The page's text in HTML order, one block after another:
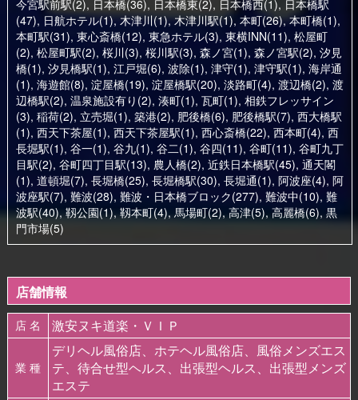
今宮駅前駅(2), 日本橋(36), 日本橋東(2), 日本橋西(1), 日本橋駅
(47), 日航ホテル(1),木津川(1),木津川駅(1), 本町(26),本町橋(1),
本町駅(31), 東心斎橋(12), 東急ホテル(3), 東横INN(11), 松屋町
(2), 松屋町駅(2), 桜川(3), 桜川駅(3), 森ノ宮(1), 森ノ宮駅(2), 汐見
橋(1), 汐見橋駅(1), 江戸堀(6), 波除(1), 津守(1), 津守駅(1), 海岸通
(1), 海遊館(8), 淀屋橋(19), 淀屋橋駅(20), 淡路町(4), 渡辺橋(2), 渡
辺橋駅(2), 温泉施設有り(2), 湊町(1), 瓦町(1), 相鉄フレッサイン
(3), 稲荷(2), 立売堀(1), 築港(2), 肥後橋(6), 肥後橋駅(7), 西大橋駅
(1), 西天下茶屋(1), 西天下茶屋駅(1), 西心斎橋(22), 西本町(4), 西
長堀駅(1), 谷一(1), 谷九(1), 谷二(1), 谷四(11), 谷町(11), 谷町九丁
目駅(2), 谷町四丁目駅(13), 農人橋(2), 近鉄日本橋駅(45), 通天閣
(1), 道頓堀(7), 長堀橋(25), 長堀橋駅(30), 長堀通(1), 阿波座(4), 阿
波座駅(7), 難波(28), 難波・日本橋ブロック(277), 難波中(10), 難
波駅(40),靱公園(1), 靱本町(4), 馬場町(2), 高津(5), 高麗橋(6), 黒
門市場(5)
店舗情報
店 名 激安ヌキ道楽・ＶＩＰ
業 種
デリヘル風俗店、ホテヘル風俗店、風俗メンズエス
テ、待合せ型ヘルス、出張型ヘルス、出張型メンズ
エステ